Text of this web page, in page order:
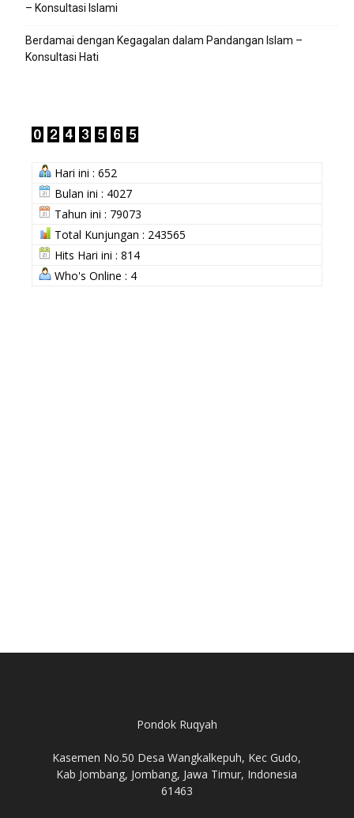
– Konsultasi Islami
Berdamai dengan Kegagalan dalam Pandangan Islam –
Konsultasi Hati
Hari ini : 652
Bulan ini : 4027
Tahun ini : 79073
Total Kunjungan : 243565
Hits Hari ini : 814
Who's Online : 4
Pondok Ruqyah
Kasemen No.50 Desa Wangkalkepuh, Kec Gudo,
Kab Jombang, Jombang, Jawa Timur, Indonesia
61463